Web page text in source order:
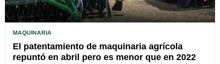
MAQUINARIA
El patentamiento de maquinaria agrícola
repuntó en abril pero es menor que en 2022